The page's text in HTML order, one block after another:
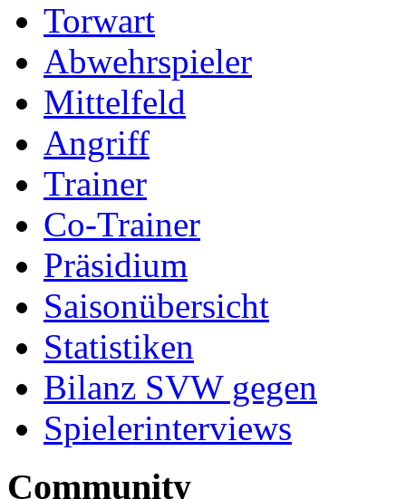
Torwart
Abwehrspieler
Mittelfeld
Angriff
Trainer
Co-Trainer
Präsidium
Saisonübersicht
Statistiken
Bilanz SVW gegen
Spielerinterviews
Community